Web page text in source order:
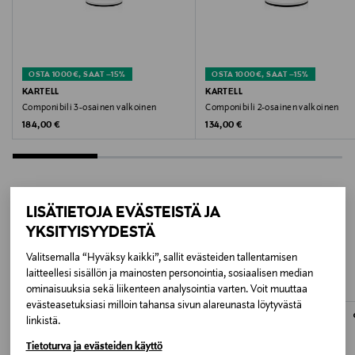
LISÄTIETOJA EVÄSTEISTÄ JA
YKSITYISYYDESTÄ
Valitsemalla “Hyväksy kaikki”, sallit evästeiden tallentamisen
laitteellesi sisällön ja mainosten personointia, sosiaalisen median
ominaisuuksia sekä liikenteen analysointia varten. Voit muuttaa
evästeasetuksiasi milloin tahansa sivun alareunasta löytyvästä
linkistä.
Tietoturva ja evästeiden käyttö
Koko
32 x 32 x 77 cm
Valmistusmaa
Italia
VP0003000345
Valmistaja
Kartell S.p.A.
Valmistajan osoite
VIA DELLE INDUSTRIE 1, I-20082, NOVIGLIO, ITALY
OSTA 1000€, SAAT –15%
KARTELL
Componibili 3-osainen valkoinen
Original Price
184,00 €
OSTA 1000€, SAAT –15%
KARTELL
Componibili 2-osainen valkoinen
Original Price
134,00 €
LISÄÄ KIINNOSTAVIA
TUOTTEITA